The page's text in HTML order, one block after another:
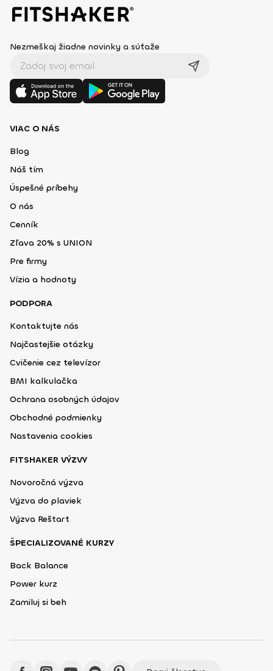
Nezmeškaj žiadne novinky a súťaže
VIAC O NÁS
Blog
Náš tím
Úspešné príbehy
O nás
Cenník
Zľava 20% s UNION
Pre firmy
Vízia a hodnoty
PODPORA
Kontaktujte nás
Najčastejšie otázky
Cvičenie cez televízor
BMI kalkulačka
Ochrana osobných údajov
Obchodné podmienky
Nastavenia cookies
FITSHAKER VÝZVY
Novoročná výzva
Výzva do plaviek
Výzva Reštart
ŠPECIALIZOVANÉ KURZY
Back Balance
Power kurz
Zamiluj si beh